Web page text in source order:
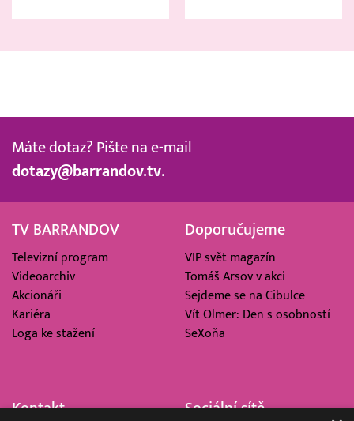
Máte dotaz? Pište na e-mail
dotazy@barrandov.tv.
TV BARRANDOV
Televizní program
Videoarchiv
Akcionáři
Kariéra
Loga ke stažení
Doporučujeme
VIP svět magazín
Tomáš Arsov v akci
Sejdeme se na Cibulce
Vít Olmer: Den s osobností
SeXoňa
Kontakt Sociální sítě